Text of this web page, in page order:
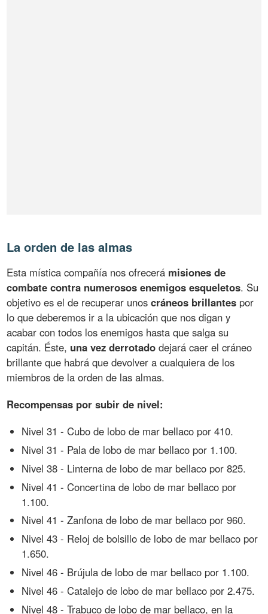
La orden de las almas
Esta mística compañía nos ofrecerá misiones de
combate contra numerosos enemigos esqueletos. Su
objetivo es el de recuperar unoscráneos brillantes por
lo que deberemos ir a la ubicación que nos digan y
acabar con todos los enemigos hasta que salga su
capitán. Éste, una vez derrotado dejará caer el cráneo
brillante que habrá que devolver a cualquiera de los
miembros de la orden de las almas.
Recompensas por subir de nivel:
Nivel 31 - Cubo de lobo de mar bellaco por 410.
Nivel 31 - Pala de lobo de mar bellaco por 1.100.
Nivel 38 - Linterna de lobo de mar bellaco por 825.
Nivel 41 - Concertina de lobo de mar bellaco por
1.100.
Nivel 41 - Zanfona de lobo de mar bellaco por 960.
Nivel 43 - Reloj de bolsillo de lobo de mar bellaco por
1.650.
Nivel 46 - Brújula de lobo de mar bellaco por 1.100.
Nivel 46 - Catalejo de lobo de mar bellaco por 2.475.
Nivel 48 - Trabuco de lobo de mar bellaco, en la